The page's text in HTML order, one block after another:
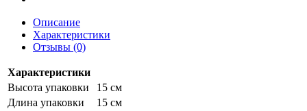
Описание
Характеристики
Отзывы (0)
Характеристики
Высота упаковки
15 см
Длина упаковки
15 см